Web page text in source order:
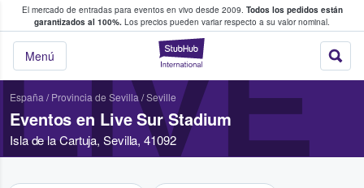
El mercado de entradas para eventos en vivo desde 2009. Todos los pedidos están
garantizados al 100%. Los precios pueden variar respecto a su valor nominal.
StubHub:
Menú
y venta de entradas entre fans
España / Provincia de Sevilla/Seville
Eventos en Live Sur Stadium
Isla de la Cartuja, Sevilla, 41092